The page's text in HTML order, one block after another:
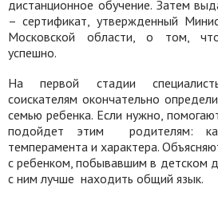
дистанционное обучение. Затем
– сертификат, утвержденный
Московской области, о том,
успешно.
На первой стадии
соискателям окончательно
семью ребенка. Если нужно,
подойдет этим
родителям:
темперамента и характера.
с ребенком, побывавшим в детском
с ним лучше находить общий язык.